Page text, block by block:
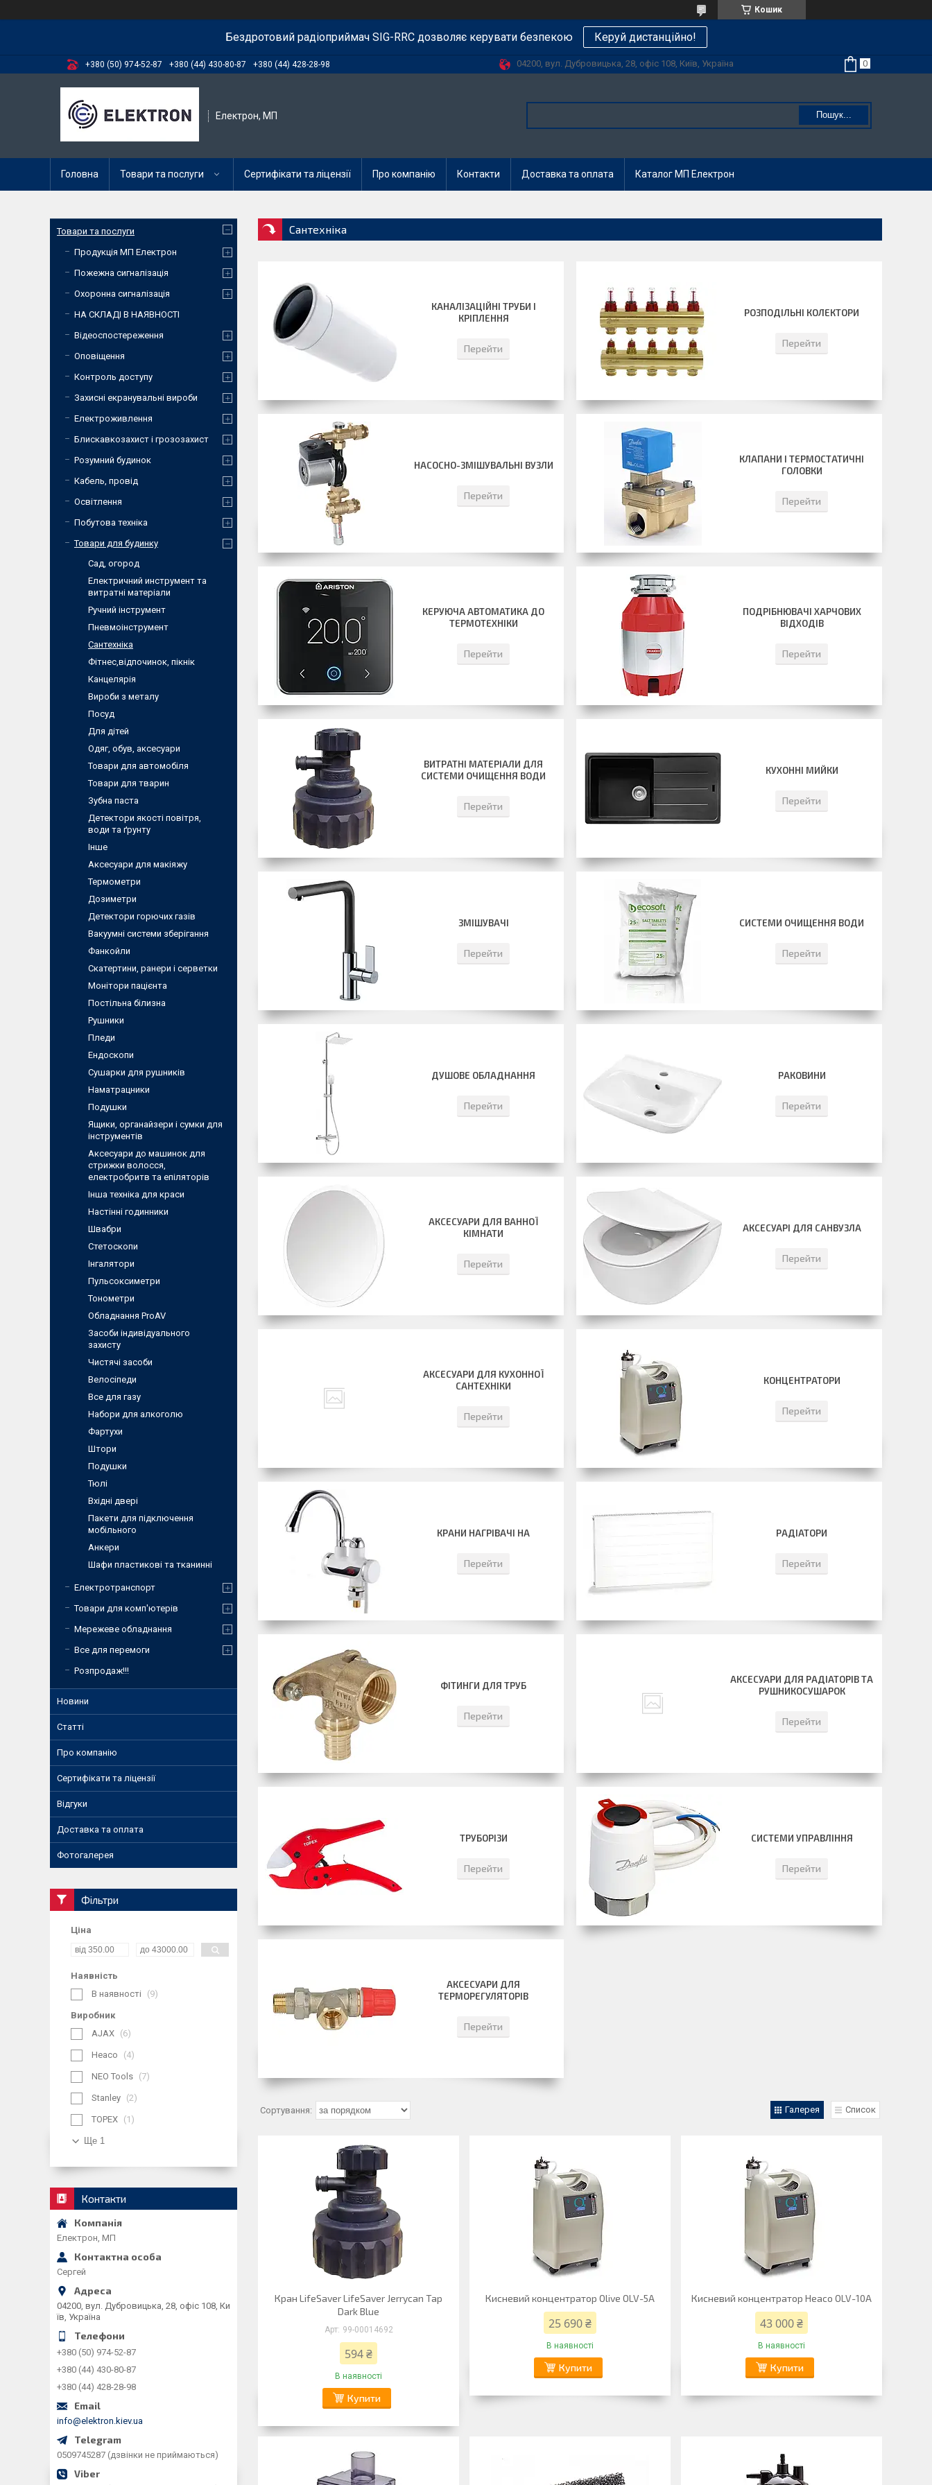
Кошик
Бездротовий радіоприймач SIG-RRC дозволяє керувати безпекою Керуй дистанційно!
+380 (50) 974-52-87 +380 (44) 430-80-87 +380 (44) 428-28-98 04200, вул. Дубровицька, 28, офіс 108, Київ, Україна
Електрон, МП Пошук...
Головна Товари та послуги Сертифікати та ліцензії Про компанію Контакти Доставка та оплата Каталог МП Електрон
Сантехніка
КАНАЛІЗАЦІЙНІ ТРУБИ І
КРІПЛЕННЯ
Перейти
РОЗПОДІЛЬНІ КОЛЕКТОРИ
Перейти
НАСОСНО-ЗМІШУВАЛЬНІ ВУЗЛИ
Перейти
КЛАПАНИ І ТЕРМОСТАТИЧНІ
ГОЛОВКИ
Перейти
КЕРУЮЧА АВТОМАТИКА ДО
ТЕРМОТЕХНІКИ
Перейти
ПОДРІБНЮВАЧІ ХАРЧОВИХ
ВІДХОДІВ
Перейти
ВИТРАТНІ МАТЕРІАЛИ ДЛЯ
СИСТЕМИ ОЧИЩЕННЯ ВОДИ
Перейти
КУХОННІ МИЙКИ
Перейти
ЗМІШУВАЧІ
Перейти
СИСТЕМИ ОЧИЩЕННЯ ВОДИ
Перейти
ДУШОВЕ ОБЛАДНАННЯ
Перейти
РАКОВИНИ
Перейти
АКСЕСУАРИ ДЛЯ ВАННОЇ
КІМНАТИ
Перейти
АКСЕСУАРІ ДЛЯ САНВУЗЛА
Перейти
АКСЕСУАРИ ДЛЯ КУХОННОЇ
САНТЕХНІКИ
Перейти
КОНЦЕНТРАТОРИ
Перейти
КРАНИ НАГРІВАЧІ НА
Перейти
РАДІАТОРИ
Перейти
ФІТИНГИ ДЛЯ ТРУБ
Перейти
АКСЕСУАРИ ДЛЯ РАДІАТОРІВ ТА
РУШНИКОСУШАРОК
Перейти
ТРУБОРІЗИ
Перейти
СИСТЕМИ УПРАВЛІННЯ
Перейти
АКСЕСУАРИ ДЛЯ
ТЕРМОРЕГУЛЯТОРІВ
Перейти
Галерея Список
Кран LifeSaver LifeSaver Jerrycan Tap
Dark Blue
99-00014692
594 ₴
В наявності
Купити
Кисневий концентратор Olive OLV-5А
25 690 ₴
В наявності
Купити
Кисневий концентратор Heaco OLV-10A
43 000 ₴
В наявності
Купити
Товари та послуги
Продукція МП Електрон
Пожежна сигналізація
Охоронна сигналізація
НА СКЛАДІ В НАЯВНОСТІ
Відеоспостереження
Оповіщення
Контроль доступу
Захисні екранувальні вироби
Електроживлення
Блискавкозахист і грозозахист
Розумний будинок
Кабель, провід
Освітлення
Побутова техніка
Товари для будинку
Сад, огород
Електричний инструмент та
витратні матеріали
Ручний інструмент
Пневмоiнструмент
Сантехніка
Фітнес,відпочинок, пікнік
Канцелярiя
Вироби з металу
Посуд
Для дiтей
Одяг, обув, аксесуари
Товари для автомобіля
Товари для тварин
Зубна паста
Детектори якості повітря,
води та ґрунту
Інше
Аксесуари для макіяжу
Термометри
Дозиметри
Детектори горючих газів
Вакуумні системи зберігання
Фанкойли
Скатертини, ранери і серветки
Монітори пацієнта
Постільна білизна
Рушники
Пледи
Ендоскопи
Сушарки для рушників
Наматрацники
Подушки
Ящики, органайзери і сумки для
інструментів
Аксесуари до машинок для
стрижки волосся,
електробритв та епіляторів
Інша техніка для краси
Настінні годинники
Швабри
Стетоскопи
Інгалятори
Пульсоксиметри
Тонометри
Обладнання ProAV
Засоби індивідуального
захисту
Чистячі засоби
Велосіпеди
Все для газу
Набори для алкоголю
Фартухи
Штори
Подушки
Тюлі
Вхідні двері
Пакети для підключення
мобільного
Анкери
Шафи пластикові та тканинні
Електротранспорт
Товари для комп'ютерів
Мережеве обладнання
Все для перемоги
Розпродаж!!!
Новини
Статті
Про компанію
Сертифікати та ліцензії
Відгуки
Доставка та оплата
Фотогалерея
Фільтри
Ціна
Наявність
В наявності
9
Виробник
AJAX
6
Heaco 4
NEO Tools 7
Stanley 2
TOPEX 1
Ще 1
Контакти
Електрон, МП
Сергей
04200, вул. Дубровицька, 28, офіс 108, Ки
їв, Україна
+380 (50) 974-52-87
+380 (44) 430-80-87
+380 (44) 428-28-98
info@elektron.kiev.ua
0509745287 (дзвінки не приймаються)